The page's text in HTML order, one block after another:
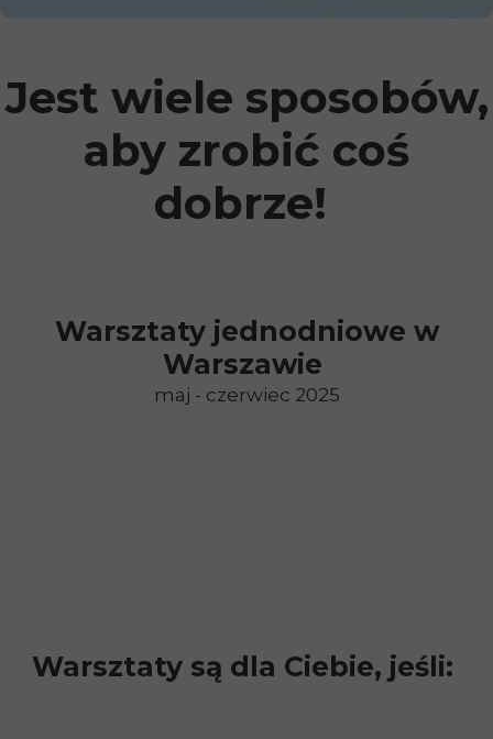
Warsztaty jednodniowe w
Warszawie
maj - czerwiec 2025
Warsztaty są dla Ciebie, jeśli:
Jest wiele sposobów,
aby zrobić coś
dobrze!